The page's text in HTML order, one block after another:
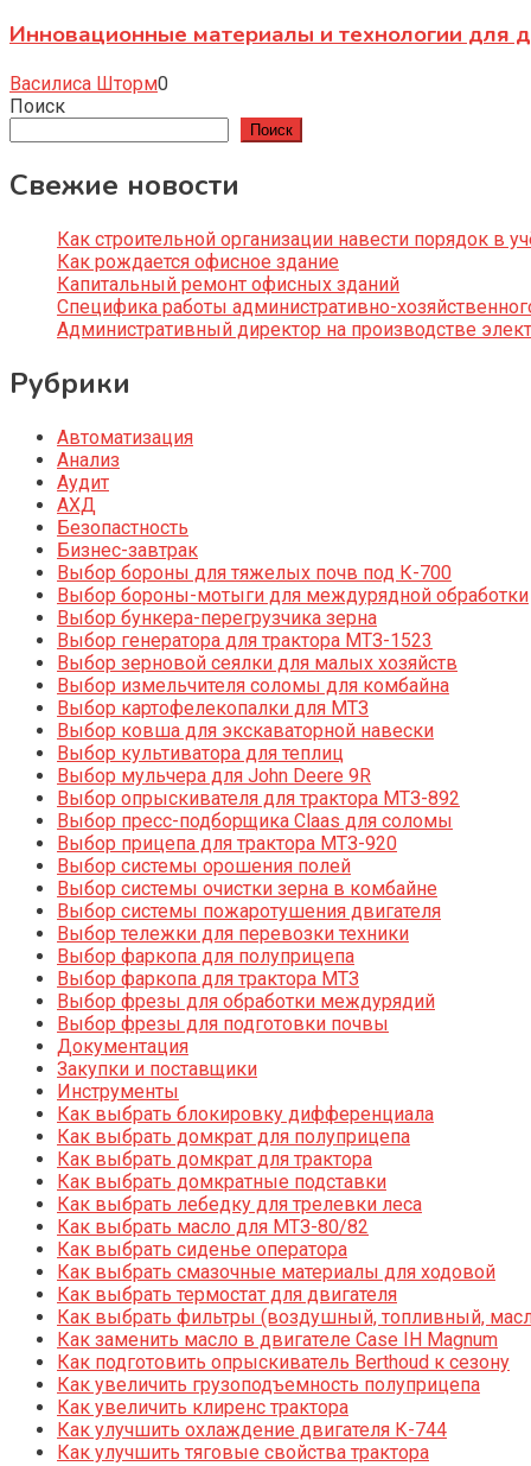
Инновационные материалы и технологии для
Василиса Шторм0
Поиск
Поиск
Свежие новости
Как строительной организации навести порядок в
Как рождается офисное здание
Капитальный ремонт офисных зданий
Специфика работы административно-
Административный директор на производстве
Рубрики
Автоматизация
Анализ
Аудит
АХД
Безопастность
Бизнес-завтрак
Выбор бороны для тяжелых почв под К-700
Выбор бороны-мотыги для междурядной обработки
Выбор бункера-перегрузчика зерна
Выбор генератора для трактора МТЗ-1523
Выбор зерновой сеялки для малых хозяйств
Выбор измельчителя соломы для комбайна
Выбор картофелекопалки для МТЗ
Выбор ковша для экскаваторной навески
Выбор культиватора для теплиц
Выбор мульчера для John Deere 9R
Выбор опрыскивателя для трактора МТЗ-892
Выбор пресс-подборщика Claas для соломы
Выбор прицепа для трактора МТЗ-920
Выбор системы орошения полей
Выбор системы очистки зерна в комбайне
Выбор системы пожаротушения двигателя
Выбор тележки для перевозки техники
Выбор фаркопа для полуприцепа
Выбор фаркопа для трактора МТЗ
Выбор фрезы для обработки междурядий
Выбор фрезы для подготовки почвы
Документация
Закупки и поставщики
Инструменты
Как выбрать блокировку дифференциала
Как выбрать домкрат для полуприцепа
Как выбрать домкрат для трактора
Как выбрать домкратные подставки
Как выбрать лебедку для трелевки леса
Как выбрать масло для МТЗ-80/82
Как выбрать сиденье оператора
Как выбрать смазочные материалы для ходовой
Как выбрать термостат для двигателя
Как выбрать фильтры (воздушный, топливный,
Как заменить масло в двигателе Case IH Magnum
Как подготовить опрыскиватель Berthoud к сезону
Как увеличить грузоподъемность полуприцепа
Как увеличить клиренс трактора
Как улучшить охлаждение двигателя К-744
Как улучшить тяговые свойства трактора